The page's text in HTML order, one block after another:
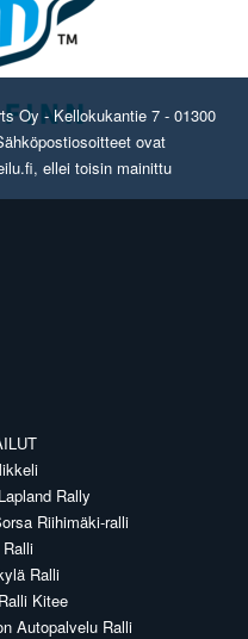
Oy - Kellokukantie 7 - 01300
ovat
ellei toisin mainittu
Rally
Riihimäki-ralli
Ralli
Kitee
Autopalvelu Ralli